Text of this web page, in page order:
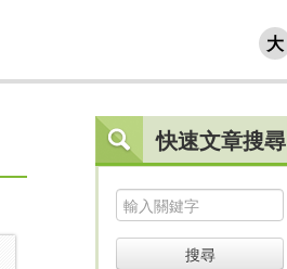
大
快速文章搜尋
搜尋